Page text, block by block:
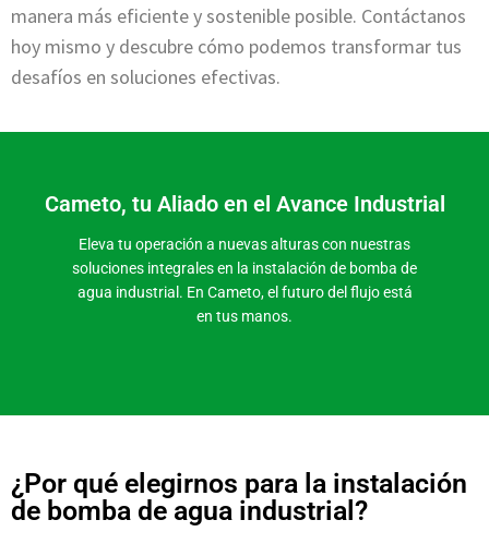
manera más eficiente y sostenible posible. Contáctanos
hoy mismo y descubre cómo podemos transformar tus
desafíos en soluciones efectivas.
Cameto, tu Aliado en el Avance Industrial
Eleva tu operación a nuevas alturas con nuestras
soluciones integrales en la instalación de bomba de
agua industrial. En Cameto, el futuro del flujo está
en tus manos.
¿Por qué elegirnos para la instalación
de bomba de agua industrial?